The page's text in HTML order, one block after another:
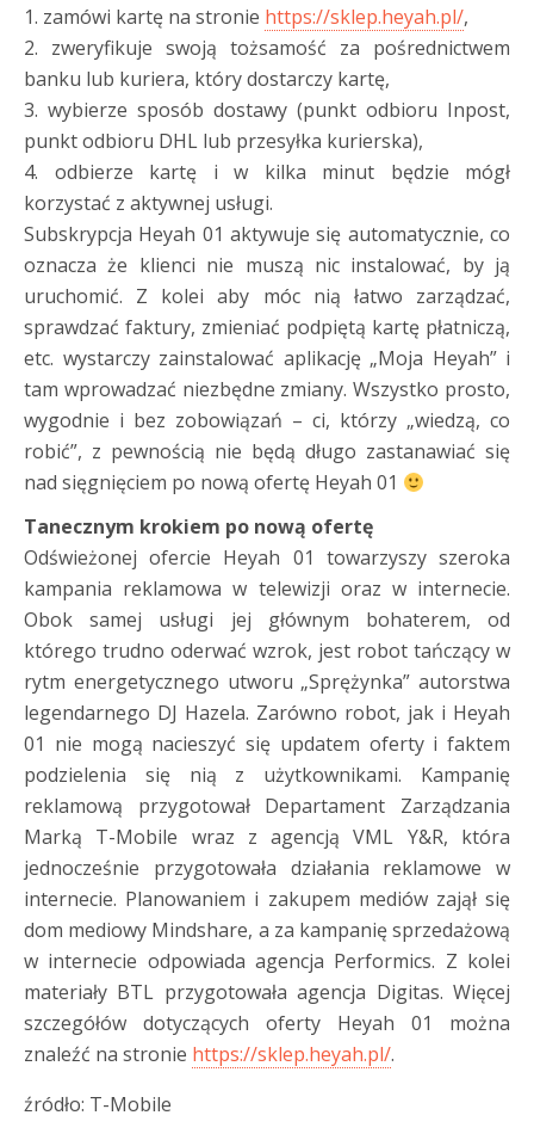
1. zamówi kartę na stronie https://sklep.heyah.pl/,
2. zweryfikuje swoją tożsamość za pośrednictwem
banku lub kuriera, który dostarczy kartę,
3. wybierze sposób dostawy (punkt odbioru Inpost,
punkt odbioru DHL lub przesyłka kurierska),
4. odbierze kartę i w kilka minut będzie mógł
korzystać z aktywnej usługi.
Subskrypcja Heyah 01 aktywuje się automatycznie, co
oznacza że klienci nie muszą nic instalować, by ją
uruchomić. Z kolei aby móc nią łatwo zarządzać,
sprawdzać faktury, zmieniać podpiętą kartę płatniczą,
etc. wystarczy zainstalować aplikację „Moja Heyah” i
tam wprowadzać niezbędne zmiany. Wszystko prosto,
wygodnie i bez zobowiązań – ci, którzy „wiedzą, co
robić”, z pewnością nie będą długo zastanawiać się
nad sięgnięciem po nową ofertę Heyah 01
Tanecznym krokiem po nową ofertę
Odświeżonej ofercie Heyah 01 towarzyszy szeroka
kampania reklamowa w telewizji oraz w internecie.
Obok samej usługi jej głównym bohaterem, od
którego trudno oderwać wzrok, jest robot tańczący w
rytm energetycznego utworu „Sprężynka” autorstwa
legendarnego DJ Hazela. Zarówno robot, jak i Heyah
01 nie mogą nacieszyć się updatem oferty i faktem
podzielenia się nią z użytkownikami. Kampanię
reklamową przygotował Departament Zarządzania
Marką T-Mobile wraz z agencją VML Y&R, która
jednocześnie przygotowała działania reklamowe w
internecie. Planowaniem i zakupem mediów zajął się
dom mediowy Mindshare, a za kampanię sprzedażową
w internecie odpowiada agencja Performics. Z kolei
materiały BTL przygotowała agencja Digitas. Więcej
szczegółów dotyczących oferty Heyah 01 można
znaleźć na stronie https://sklep.heyah.pl/.
źródło: T-Mobile